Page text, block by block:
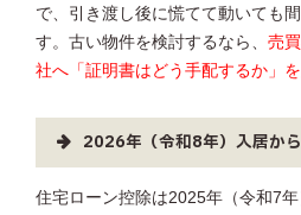
で、引き渡し後に慌てて動いても
す。古い物件を検討するなら、 売
社へ「証明書はどう手配するか」
2026年（令和8年）入居か
住宅ローン控除は2025年（令和7